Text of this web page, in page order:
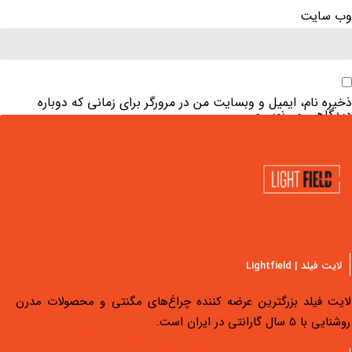
وب‌ سایت
ذخیره نام، ایمیل و وبسایت من در مرورگر برای زمانی که دوباره
دیدگاهی می‌نویسم.
لایت فیلد | Lightfield
لایت فیلد بزرگترین عرضه کننده چراغ‌های مگنتی و محصولات مدرن
روشنایی با 5 سال گارانتی در ایران است.